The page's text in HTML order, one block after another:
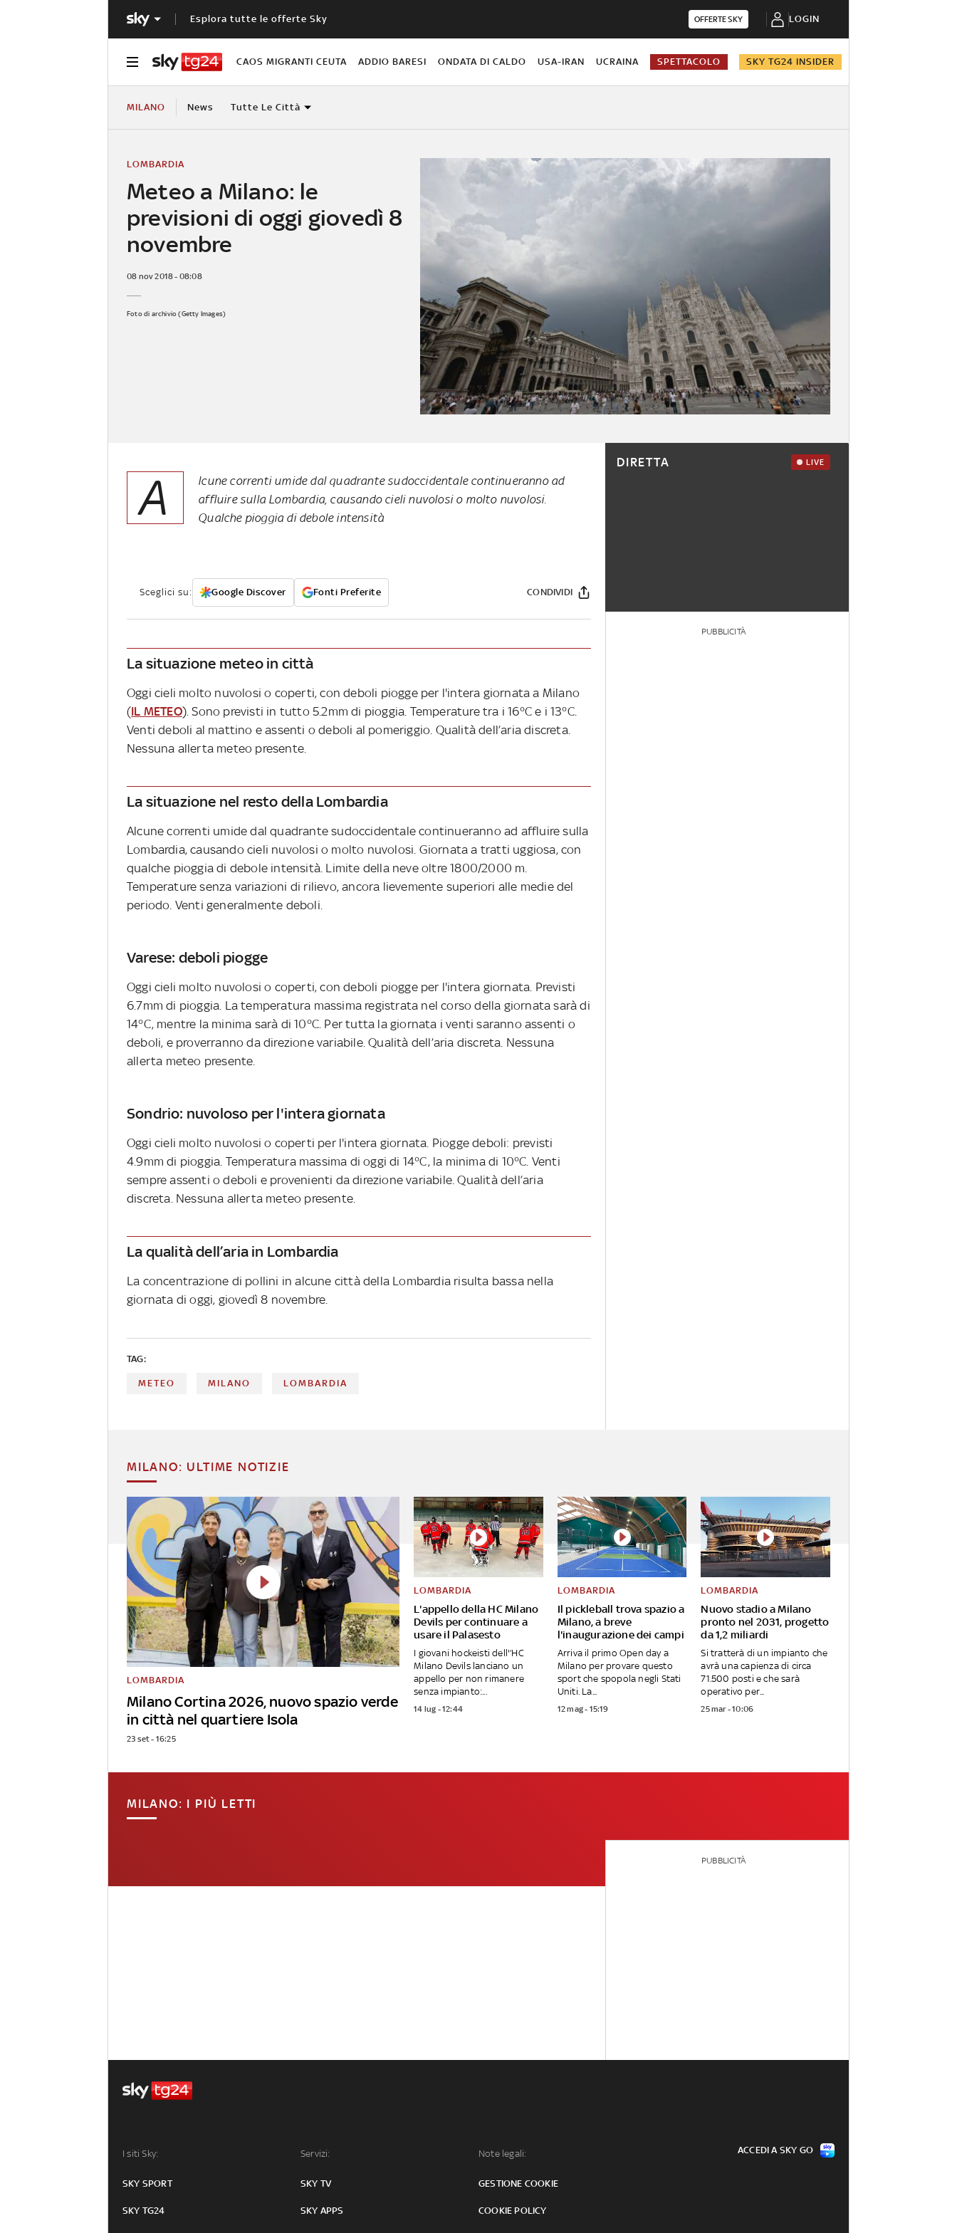
Esplora tutte le offerte Sky OFFERTE SKY LOGIN
CAOS MIGRANTI CEUTA ADDIO BARESI ONDATA DI CALDO USA-IRAN UCRAINA SPETTACOLO SKY TG24 INSIDER
MILANO News Tutte Le Città
Meteo a Milano: le
previsioni di oggi giovedì 8
novembre
LOMBARDIA
08 nov 2018 - 08:08
Foto di archivio (Getty Images)
A
lcune correnti umide dal quadrante sudoccidentale continueranno ad
affluire sulla Lombardia, causando cieli nuvolosi o molto nuvolosi.
Qualche pioggia di debole intensità
Sceglici su: Google Discover Fonti Preferite CONDIVIDI
La situazione meteo in città
Oggi cieli molto nuvolosi o coperti, con deboli piogge per l'intera giornata a Milano
(IL METEO). Sono previsti in tutto 5.2mm di pioggia. Temperature tra i 16°C e i 13°C.
Venti deboli al mattino e assenti o deboli al pomeriggio. Qualità dell’aria discreta.
Nessuna allerta meteo presente.
La situazione nel resto della Lombardia
Alcune correnti umide dal quadrante sudoccidentale continueranno ad affluire sulla
Lombardia, causando cieli nuvolosi o molto nuvolosi. Giornata a tratti uggiosa, con
qualche pioggia di debole intensità. Limite della neve oltre 1800/2000 m.
Temperature senza variazioni di rilievo, ancora lievemente superiori alle medie del
periodo. Venti generalmente deboli.
Varese: deboli piogge
Oggi cieli molto nuvolosi o coperti, con deboli piogge per l'intera giornata. Previsti
6.7mm di pioggia. La temperatura massima registrata nel corso della giornata sarà di
14°C, mentre la minima sarà di 10°C. Per tutta la giornata i venti saranno assenti o
deboli, e proverranno da direzione variabile. Qualità dell’aria discreta. Nessuna
allerta meteo presente.
Sondrio: nuvoloso per l'intera giornata
Oggi cieli molto nuvolosi o coperti per l'intera giornata. Piogge deboli: previsti
4.9mm di pioggia. Temperatura massima di oggi di 14°C, la minima di 10°C. Venti
sempre assenti o deboli e provenienti da direzione variabile. Qualità dell’aria
discreta. Nessuna allerta meteo presente.
La qualità dell’aria in Lombardia
La concentrazione di pollini in alcune città della Lombardia risulta bassa nella
giornata di oggi, giovedì 8 novembre.
TAG:
METEO MILANO LOMBARDIA
DIRETTA LIVE
PUBBLICITÀ
MILANO: ULTIME NOTIZIE
Milano Cortina 2026, nuovo spazio verde
in città nel quartiere Isola
LOMBARDIA
23 set - 16:25
L'appello della HC Milano
Devils per continuare a
usare il Palasesto
LOMBARDIA
I giovani hockeisti dell'’HC
Milano Devils lanciano un
appello per non rimanere
senza impianto:...
14 lug - 12:44
Il pickleball trova spazio a
Milano, a breve
l'inaugurazione dei campi
LOMBARDIA
Arriva il primo Open day a
Milano per provare questo
sport che spopola negli Stati
Uniti. La...
12 mag - 15:19
Nuovo stadio a Milano
pronto nel 2031, progetto
da 1,2 miliardi
LOMBARDIA
Si tratterà di un impianto che
avrà una capienza di circa
71.500 posti e che sarà
operativo per...
25 mar - 10:06
MILANO: I PIÙ LETTI
PUBBLICITÀ
I siti Sky:
SKY SPORT
SKY TG24
Servizi:
SKY TV
SKY APPS
Note legali:
GESTIONE COOKIE
COOKIE POLICY
ACCEDI A SKY GO